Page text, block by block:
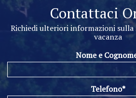
Contattaci
Richiedi ulteriori informazioni
vacanza
Nome e
Telefono*